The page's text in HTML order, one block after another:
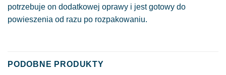
potrzebuje on dodatkowej oprawy i jest gotowy do
powieszenia od razu po rozpakowaniu.
PODOBNE PRODUKTY